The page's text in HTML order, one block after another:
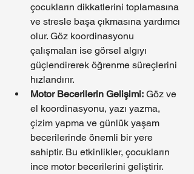
çocukların dikkatlerini toplamasına
ve stresle başa çıkmasına yardımcı
olur. Göz koordinasyonu
çalışmaları ise görsel algıyı
güçlendirerek öğrenme süreçlerini
hızlandırır.
Motor Becerilerin Gelişimi: Göz ve
el koordinasyonu, yazı yazma,
çizim yapma ve günlük yaşam
becerilerinde önemli bir yere
sahiptir. Bu etkinlikler, çocukların
ince motor becerilerini geliştirir.